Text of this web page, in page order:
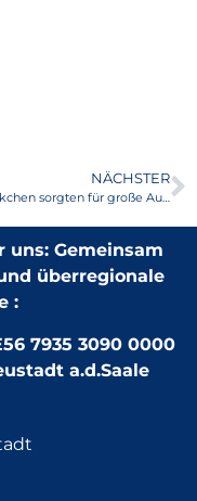
NÄCHSTER
120 Päckchen sorgten für große Augen
uns: Gemeinsam
überregionale
:
7935 3090 0000
a.d.Saale